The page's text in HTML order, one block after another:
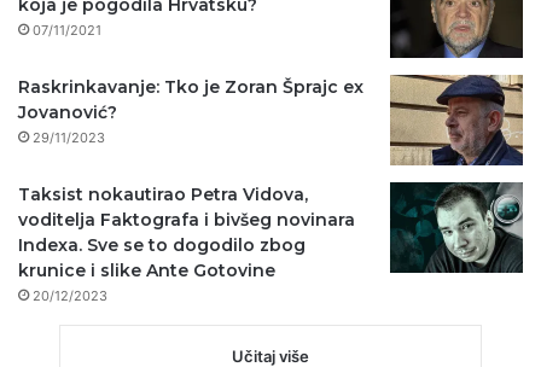
07/11/2021
Raskrinkavanje: Tko je Zoran Šprajc ex
Jovanović?
29/11/2023
Taksist nokautirao Petra Vidova,
voditelja Faktografa i bivšeg novinara
Indexa. Sve se to dogodilo zbog
krunice i slike Ante Gotovine
20/12/2023
Učitaj više